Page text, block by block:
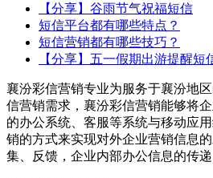
【分享】谷雨节气祝福短信
短信平台都有哪些特点？
短信营销都有哪些技巧？
【分享】五一假期出游提醒短
襄汾彩信营销专业为服务于襄汾地
信营销需求，襄汾彩信营销能够将
的办公系统、客服等系统与移动应
销的方式来实现对外企业营销信息
集、反馈，企业内部办公信息的传递